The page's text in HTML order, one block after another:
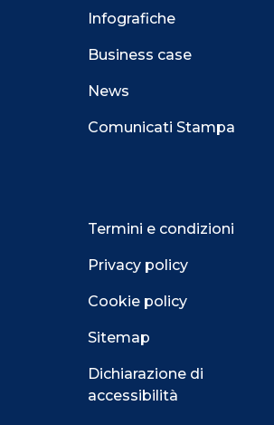
Infografiche
Business case
News
Comunicati Stampa
Termini e condizioni
Privacy policy
Cookie policy
Sitemap
Dichiarazione di
accessibilità